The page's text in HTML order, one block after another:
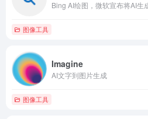
图像工具
Imagine
AI文字到图片生成
图像工具